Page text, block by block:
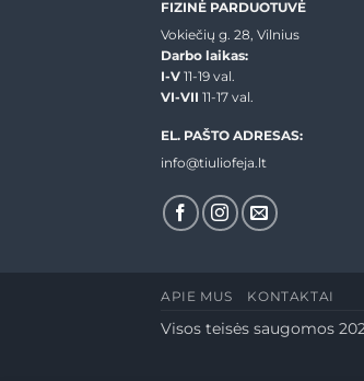
FIZINĖ PARDUOTUVĖ
Vokiečių g. 28, Vilnius
Darbo laikas:
I-V 11-19 val.
VI-VII 11-17 val.
EL. PAŠTO ADRESAS:
info@tiuliofeja.lt
APIE MUS KONTAKTAI
Visos teisės saugomos